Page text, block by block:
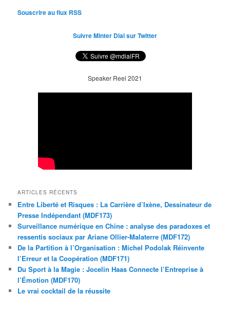
Souscrire au flux RSS
Suivre Minter Dial sur Twitter
Speaker Reel 2021
ARTICLES RÉCENTS
Entre Liberté et Risques : La Carrière d’Ixène, Dessinateur de
Presse Indépendant (MDF173)
Surveillance numérique en Chine : analyse des paradoxes et
ressentis sociaux par Ariane Ollier-Malaterre (MDF172)
De la Partition à l’Organisation : Michel Podolak Réinvente
l’Erreur et la Coopération (MDF171)
Du Sport à la Magie : Jocelin Haas Connecte l’Entreprise à
l’Émotion (MDF170)
Le vrai cocktail de la réussite